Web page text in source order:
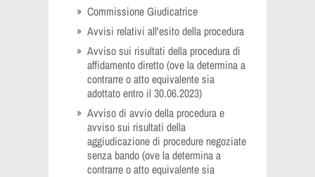
Commissione Giudicatrice
Avvisi relativi all'esito della procedura
Avviso sui risultati della procedura di
affidamento diretto (ove la determina a
contrarre o atto equivalente sia
adottato entro il 30.06.2023)
Avviso di avvio della procedura e
avviso sui risultati della
aggiudicazione di procedure negoziate
senza bando (ove la determina a
contrarre o atto equivalente sia